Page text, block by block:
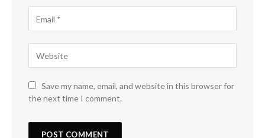
Save my name, email, and website in this browser for
the next time I comment.